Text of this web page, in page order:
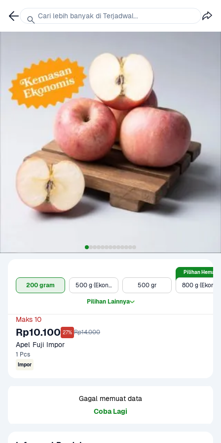
200 gram 500 g (Ekonomis) 500 gr
Pilihan Hemat
Pilihan Lainnya
Maks 10
Rp10.100 27% Rp14.000
Apel Fuji Impor
1 Pcs
Impor
Gagal memuat data
Coba Lagi
Cari lebih banyak di Terjadwal...